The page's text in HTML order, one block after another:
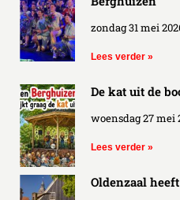
zondag 31 mei
Lees verder »
De kat uit de
woensdag 27 mei
Lees verder »
Oldenzaal